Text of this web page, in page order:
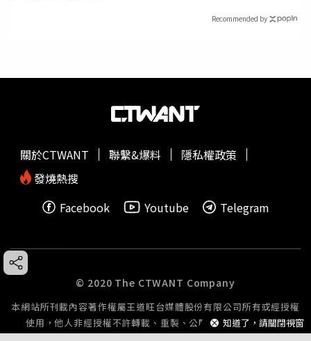
Recommended by
知道了，請關閉視窗
關於CTWANT 聯繫&爆料
隱私權政策
發燒熱搜
Facebook
Youtube Telegram
© 2020 The CTWANT Company
本網站所刊載內容著作權屬王道旺台媒體股份有限公司所有或經授權
使用，他人非經授權不許轉載、重製、公開播送或公開傳輸。